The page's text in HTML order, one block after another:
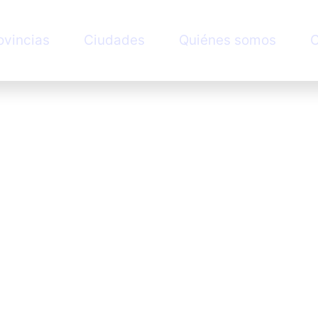
Ciudades Quiénes somos